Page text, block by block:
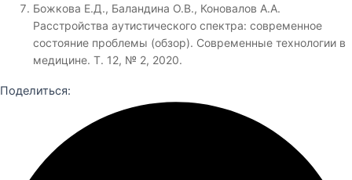
Божкова Е.Д., Баландина О.В., Коновалов А.А.
Расстройства аутистического спектра: современное
состояние проблемы (обзор). Современные технологии в
медицине. Т. 12, № 2, 2020.
Поделиться: